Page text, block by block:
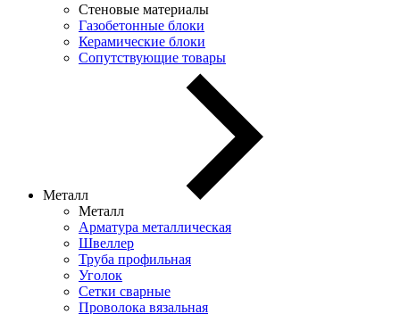
Стеновые материалы
Газобетонные блоки
Керамические блоки
Сопутствующие товары
Металл
Металл
Арматура металлическая
Швеллер
Труба профильная
Уголок
Сетки сварные
Проволока вязальная